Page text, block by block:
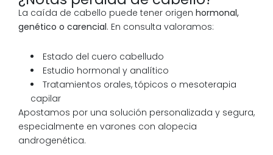
La caída de cabello puede tener origen hormonal,
genético o carencial. En consulta valoramos:
Estado del cuero cabelludo
Estudio hormonal y analítico
Tratamientos orales, tópicos o mesoterapia
capilar
Apostamos por una solución personalizada y segura,
especialmente en varones con alopecia
androgenética.